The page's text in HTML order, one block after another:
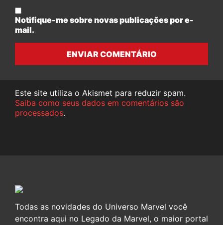
Notifique-me sobre novas publicações por e-
mail.
ENVIAR COMENTÁRIO
Este site utiliza o Akismet para reduzir spam.
Saiba como seus dados em comentários são
processados.
Todas as novidades do Universo Marvel você
encontra aqui no Legado da Marvel, o maior portal